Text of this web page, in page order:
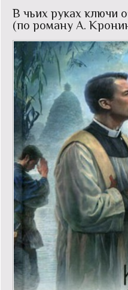
В чьих руках ключи
(по роману А.